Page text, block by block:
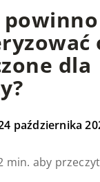
powinno
dla
października
min. aby